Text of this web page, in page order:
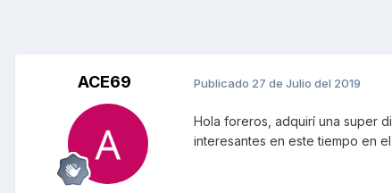
ACE69 Publicado 27 de Julio del 2019
Hola foreros, adquirí una super
interesantes en este tiempo en